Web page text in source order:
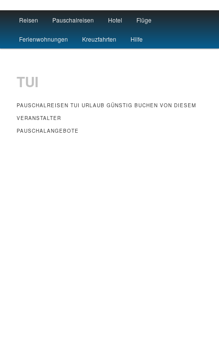
Travel : De
Skip to primary content
Skip to secondary content
Reisen Pauschalreisen Hotel Flüge
Ferienwohnungen Kreuzfahrten Hilfe
TUI
PAUSCHALREISEN TUI URLAUB GÜNSTIG BUCHEN VON DIESEM
VERANSTALTER
PAUSCHALANGEBOTE